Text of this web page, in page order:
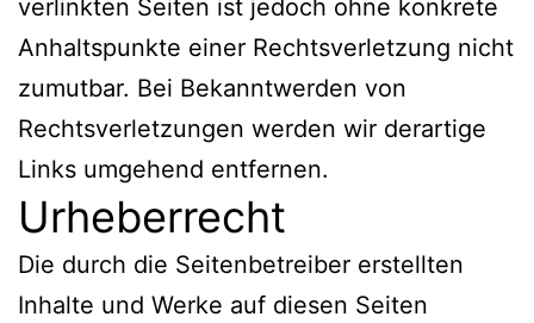
verlinkten Seiten ist jedoch ohne konkrete
Anhaltspunkte einer Rechtsverletzung nicht
zumutbar. Bei Bekanntwerden von
Rechtsverletzungen werden wir derartige
Links umgehend entfernen.
Urheberrecht
Die durch die Seitenbetreiber erstellten
Inhalte und Werke auf diesen Seiten